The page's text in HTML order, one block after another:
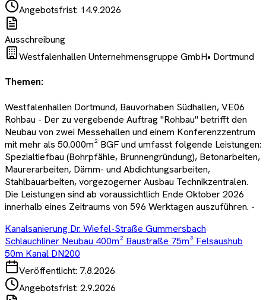
Angebotsfrist: 14.9.2026
Ausschreibung
Westfalenhallen Unternehmensgruppe GmbH• Dortmund
Themen:
Westfalenhallen Dortmund, Bauvorhaben Südhallen, VE06
Rohbau - Der zu vergebende Auftrag "Rohbau" betrifft den
Neubau von zwei Messehallen und einem Konferenzzentrum
mit mehr als 50.000m² BGF und umfasst folgende Leistungen:
Spezialtiefbau (Bohrpfähle, Brunnengründung), Betonarbeiten,
Maurerarbeiten, Dämm- und Abdichtungsarbeiten,
Stahlbauarbeiten, vorgezogerner Ausbau Technikzentralen.
Die Leistungen sind ab voraussichtlich Ende Oktober 2026
innerhalb eines Zeitraums von 596 Werktagen auszuführen. -
Kanalsanierung Dr. Wiefel-Straße Gummersbach
Schlauchliner Neubau 400m² Baustraße 75m³ Felsaushub
50m Kanal DN200
Veröffentlicht: 7.8.2026
Angebotsfrist: 2.9.2026